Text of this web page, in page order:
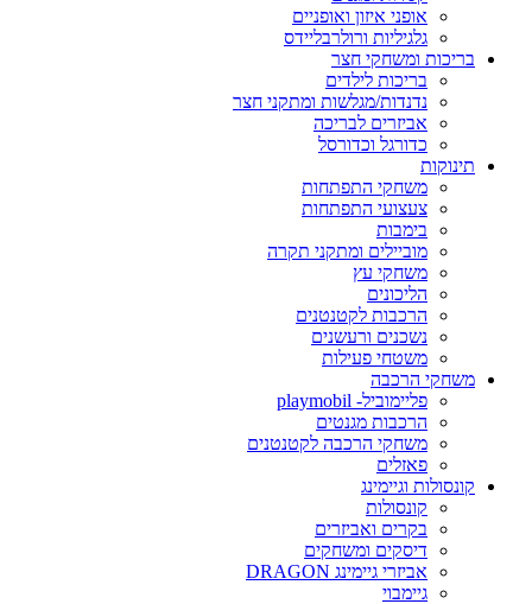
אופני איזון ואופניים
גלגיליות ורולרבליידס
בריכות ומשחקי חצר
בריכות לילדים
נדנדות/מגלשות ומתקני חצר
אביזרים לבריכה
כדורגל וכדורסל
תינוקות
משחקי התפתחות
צעצועי התפתחות
בימבות
מוביילים ומתקני תקרה
משחקי עץ
הליכונים
הרכבות לקטנטנים
נשכנים ורעשנים
משטחי פעילות
משחקי הרכבה
פליימוביל- playmobil
הרכבות מגנטים
משחקי הרכבה לקטנטנים
פאזלים
קונסולות וגיימינג
קונסולות
בקרים ואביזרים
דיסקים ומשחקים
אביזרי גיימינג DRAGON
גיימבוי